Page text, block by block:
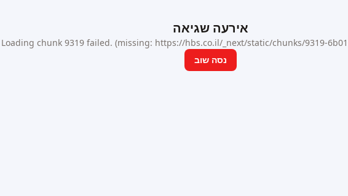
אירעה שגיאה
Loading chunk 9319 failed. (missing: https://hbs.co.il/_next/static/chunks/9319-
נסה שוב